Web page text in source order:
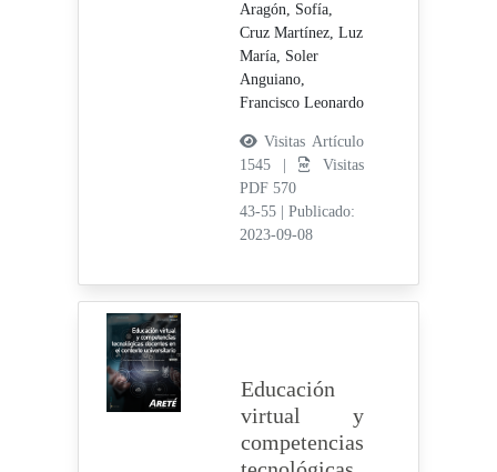
Aragón, Sofía,
Cruz Martínez, Luz
María, Soler
Anguiano,
Francisco Leonardo
Visitas Artículo
1545 |
Visitas
PDF 570
43-55
Publicado:
2023-09-08
Educación
virtual y
competencias